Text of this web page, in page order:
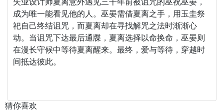
成为唯一能看见他的人。巫晏需借夏离之手，用玉圭祭
祀自己终结诅咒，而夏离却在寻找解咒之法时渐渐心
动。当诅咒下达最后通牒，夏离选择以命换命，巫晏则
在漫长守候中等待夏离醒来。最终，爱与等待，穿越时
间抵达彼此。
猜你喜欢